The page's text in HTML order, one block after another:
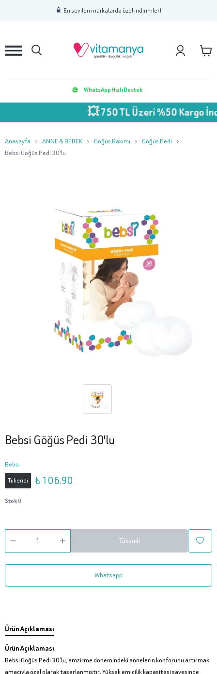
🧴 En sevilen markalarda özel indirimler!
2 3
WhatsApp Hızlı Destek
💥 750 TL Üzeri %50 Kargo
Anasayfa ANNE & BEBEK Göğüs Bakımı
Göğüs Pedi
Bebsi Göğüs Pedi 30'lu
Bebsi Göğüs Pedi 30'lu
Bebsi
Tükendi ₺ 106.90
Stok0
Tükendi
Whatsapp
Ürün Açıklaması
Ürün Açıklaması
Bebsi Göğüs Pedi 30’lu, emzirme dönemindeki annelerin konforunu artırmak
amacıyla özel olarak tasarlanmıştır. Yüksek emicilik kapasitesi sayesinde